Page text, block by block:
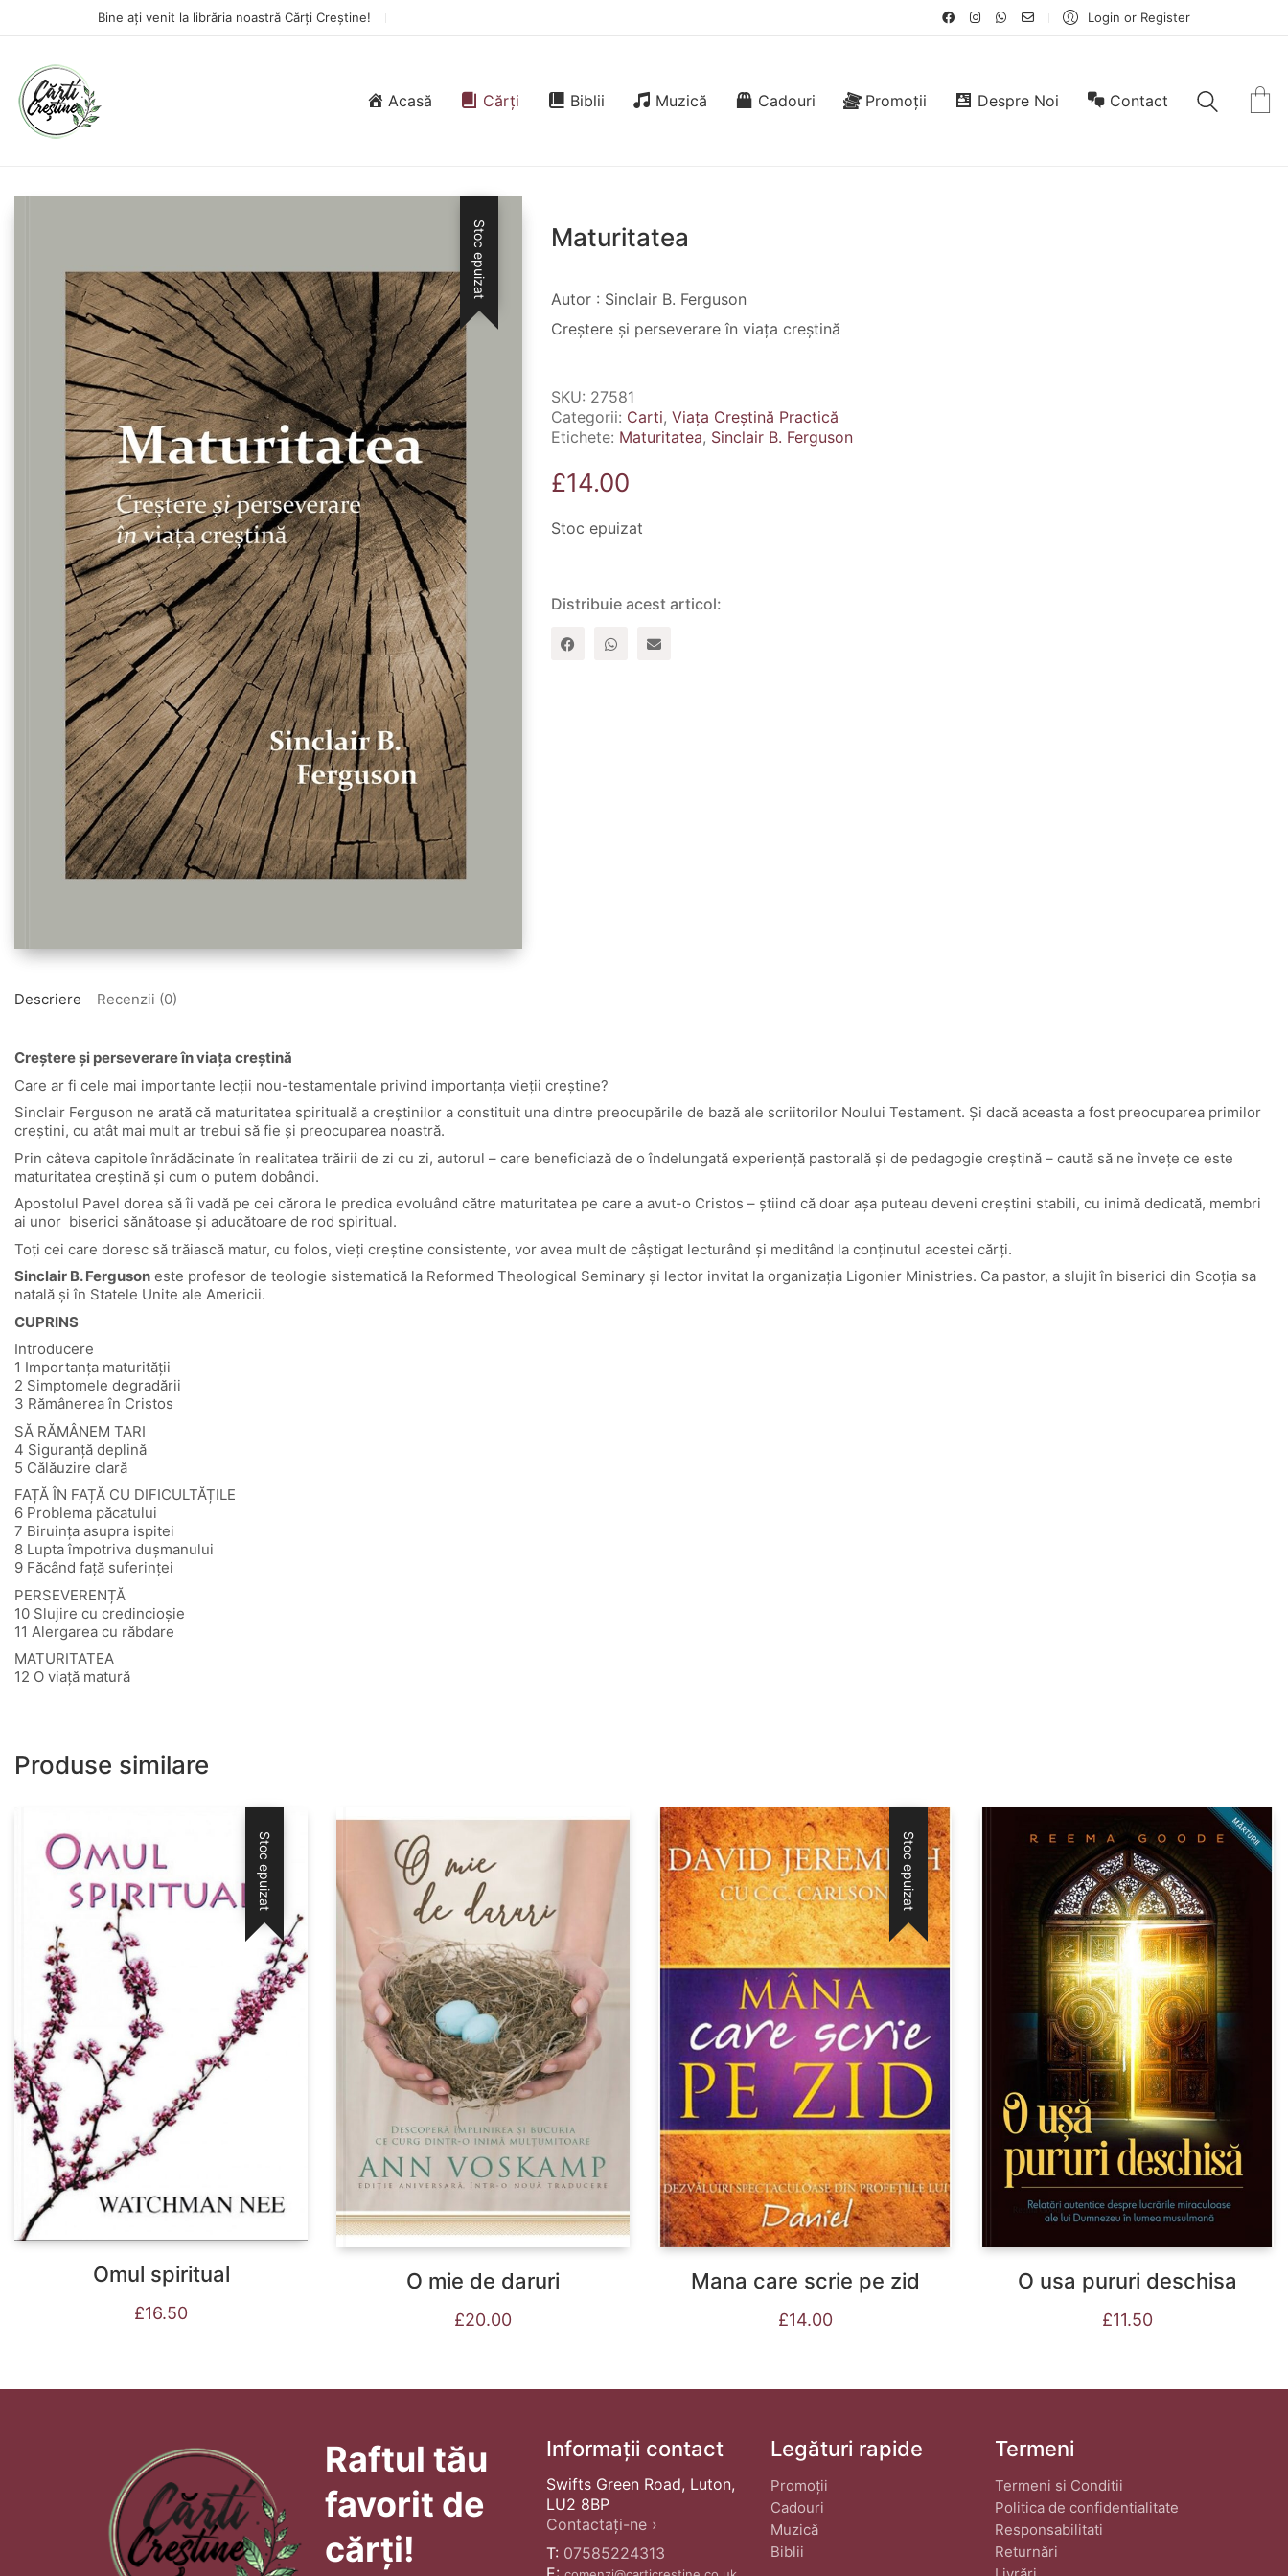
Bine ați venit la librăria noastră Cărți Creștine! Login or Register
Acasă Cărți Biblii Muzică Cadouri Promoții Despre Noi Contact
Stoc epuizat Maturitatea
Autor : Sinclair B. Ferguson
Creștere și perseverare în viața creștină
SKU: 27581
Categorii: Carti, Viața Creștină Practică
Etichete: Maturitatea, Sinclair B. Ferguson
£14.00
Stoc epuizat
Distribuie acest articol:
Descriere Recenzii (0)
Creștere și perseverare în viața creștină
Care ar fi cele mai importante lecții nou-testamentale privind importanța vieţii creștine?
Sinclair Ferguson ne arată că maturitatea spirituală a creştinilor a constituit una dintre preocupările de bază ale scriitorilor Noului Testament. Și dacă aceasta a fost preocuparea primilor
creștini, cu atât mai mult ar trebui să fie și preocuparea noastră.
Prin câteva capitole înrădăcinate în realitatea trăirii de zi cu zi, autorul – care beneficiază de o îndelungată experiență pastorală și de pedagogie creștină – caută să ne înveţe ce este
maturitatea creștină și cum o putem dobândi.
Apostolul Pavel dorea să îi vadă pe cei cărora le predica evoluând către maturitatea pe care a avut-o Cristos – ştiind că doar aşa puteau deveni creștini stabili, cu inimă dedicată, membri
ai unor biserici sănătoase și aducătoare de rod spiritual.
Toți cei care doresc să trăiască matur, cu folos, vieți creștine consistente, vor avea mult de câștigat lecturând și meditând la conținutul acestei cărți.
Sinclair B. Ferguson este profesor de teologie sistematică la Reformed Theological Seminary și lector invitat la organizația Ligonier Ministries. Ca pastor, a slujit în biserici din Scoția sa
natală și în Statele Unite ale Americii.
CUPRINS
Introducere
1 Importanța maturității
2 Simptomele degradării
3 Rămânerea în Cristos
SĂ RĂMÂNEM TARI
4 Siguranță deplină
5 Călăuzire clară
FAȚĂ ÎN FAȚĂ CU DIFICULTĂȚILE
6 Problema păcatului
7 Biruința asupra ispitei
8 Lupta împotriva dușmanului
9 Făcând față suferinței
PERSEVERENȚĂ
10 Slujire cu credincioșie
11 Alergarea cu răbdare
MATURITATEA
12 O viață matură
Produse similare
Stoc epuizat
Omul spiritual
£16.50
O mie de daruri
£20.00
Stoc epuizat
Mana care scrie pe zid
£14.00
O usa pururi deschisa
£11.50
Raftul tău
favorit de
cărți!
Informații contact
Swifts Green Road, Luton,
LU2 8BP
Contactați-ne ›
T: 07585224313
Legături rapide
Promoții
Cadouri
Muzică
Biblii
Termeni
Termeni si Conditii
Politica de confidentialitate
Responsabilitati
Returnări